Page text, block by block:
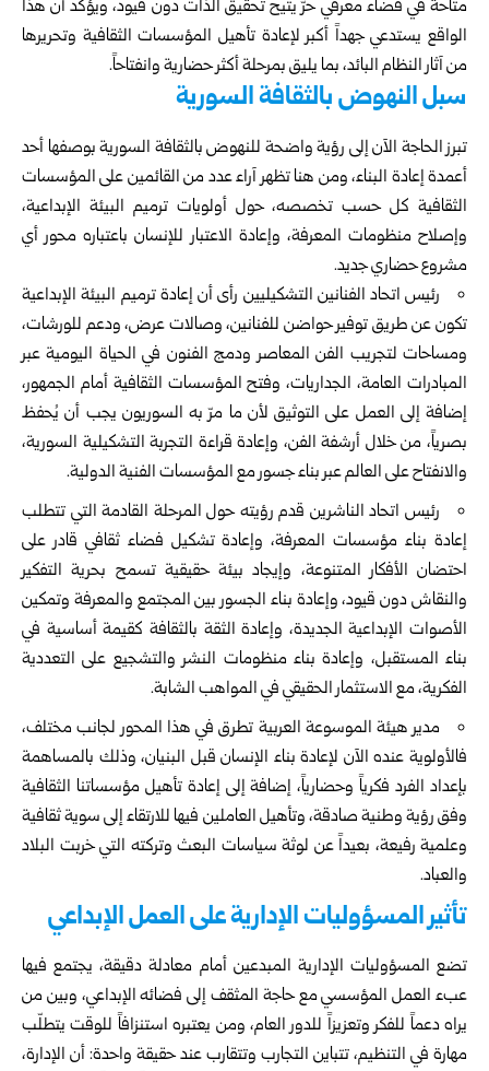
متاحة في فضاء معرفي حرّ يتيح تحقيق الذات دون قيود، ويؤكد أن هذا
الواقع يستدعي جهداً أكبر لإعادة تأهيل المؤسسات الثقافية وتحريرها
من آثار النظام البائد، بما يليق بمرحلة أكثر حضارية وانفتاحاً.
سبل النهوض بالثقافة السورية
تبرز الحاجة الآن إلى رؤية واضحة للنهوض بالثقافة السورية بوصفها أحد
أعمدة إعادة البناء، ومن هنا تظهر آراء عدد من القائمين على المؤسسات
الثقافية كل حسب تخصصه، حول أولويات ترميم البيئة الإبداعية،
وإصلاح منظومات المعرفة، وإعادة الاعتبار للإنسان باعتباره محور أي
مشروع حضاري جديد.
رئيس اتحاد الفنانين التشكيليين رأى أن إعادة ترميم البيئة الإبداعية
تكون عن طريق توفير حواضن للفنانين، وصالات عرض، ودعم للورشات،
ومساحات لتجريب الفن المعاصر ودمج الفنون في الحياة اليومية عبر
المبادرات العامة، الجداريات، وفتح المؤسسات الثقافية أمام الجمهور،
إضافة إلى العمل على التوثيق لأن ما مرّ به السوريون يجب أن يُحفظ
بصرياً، من خلال أرشفة الفن، وإعادة قراءة التجربة التشكيلية السورية،
والانفتاح على العالم عبر بناء جسور مع المؤسسات الفنية الدولية.
رئيس اتحاد الناشرين قدم رؤيته حول المرحلة القادمة التي تتطلب
إعادة بناء مؤسسات المعرفة، وإعادة تشكيل فضاء ثقافي قادر على
احتضان الأفكار المتنوعة، وإيجاد بيئة حقيقية تسمح بحرية التفكير
والنقاش دون قيود، وإعادة بناء الجسور بين المجتمع والمعرفة وتمكين
الأصوات الإبداعية الجديدة، وإعادة الثقة بالثقافة كقيمة أساسية في
بناء المستقبل، وإعادة بناء منظومات النشر والتشجيع على التعددية
الفكرية، مع الاستثمار الحقيقي في المواهب الشابة.
مدير هيئة الموسوعة العربية تطرق في هذا المحور لجانب مختلف،
فالأولوية عنده الآن لإعادة بناء الإنسان قبل البنيان، وذلك بالمساهمة
بإعداد الفرد فكرياً وحضارياً، إضافة إلى إعادة تأهيل مؤسساتنا الثقافية
وفق رؤية وطنية صادقة، وتأهيل العاملين فيها للارتقاء إلى سوية ثقافية
وعلمية رفيعة، بعيداً عن لوثة سياسات البعث وتركته التي خربت البلاد
والعباد.
تأثير المسؤوليات الإدارية على العمل الإبداعي
تضع المسؤوليات الإدارية المبدعين أمام معادلة دقيقة، يجتمع فيها
عبء العمل المؤسسي مع حاجة المثقف إلى فضائه الإبداعي، وبين من
يراه دعماً للفكر وتعزيزاً للدور العام، ومن يعتبره استنزافاً للوقت يتطلّب
مهارة في التنظيم، تتباين التجارب وتتقارب عند حقيقة واحدة: أن الإدارة،